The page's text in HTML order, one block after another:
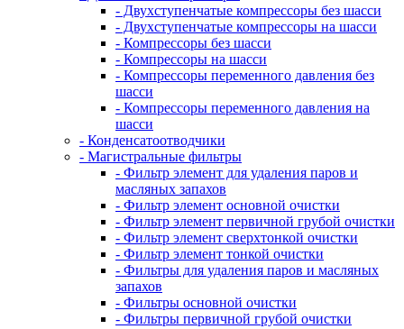
- Двухступенчатые компрессоры без шасси
- Двухступенчатые компрессоры на шасси
- Компрессоры без шасси
- Компрессоры на шасси
- Компрессоры переменного давления без
шасси
- Компрессоры переменного давления на
шасси
- Конденсатоотводчики
- Магистральные фильтры
- Фильтр элемент для удаления паров и
масляных запахов
- Фильтр элемент основной очистки
- Фильтр элемент первичной грубой очистки
- Фильтр элемент сверхтонкой очистки
- Фильтр элемент тонкой очистки
- Фильтры для удаления паров и масляных
запахов
- Фильтры основной очистки
- Фильтры первичной грубой очистки